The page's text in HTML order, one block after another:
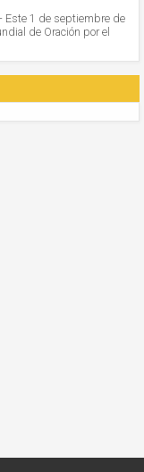
Este 1 de septiembre de
de Oración por el